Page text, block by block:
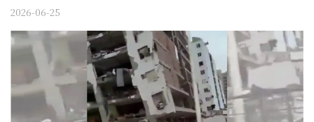
2026-06-25